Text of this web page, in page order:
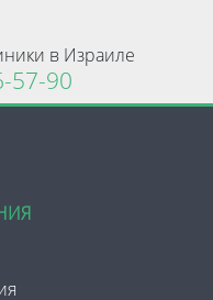
в Израиле
57-90